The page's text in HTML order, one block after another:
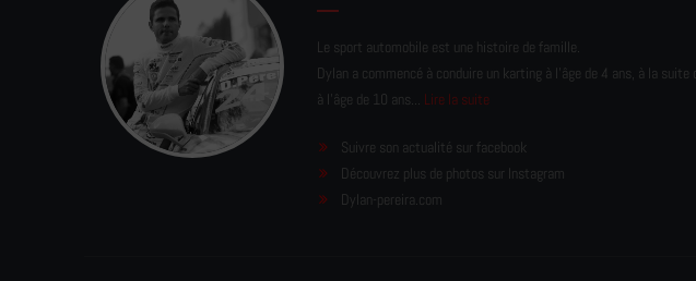
Le sport automobile est une histoire de famille.
Dylan a commencé à conduire un karting à l’âge de 4 ans, à la
à l'âge de 10 ans... Lire la suite
Suivre son actualité sur facebook
Découvrez plus de photos sur Instagram
Dylan-pereira.com